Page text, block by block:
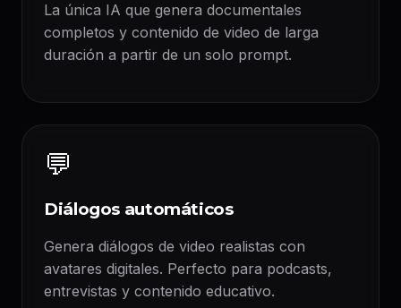
La única IA que genera documentales
completos y contenido de video de larga
duración a partir de un solo prompt.
💬
Diálogos automáticos
Genera diálogos de video realistas con
avatares digitales. Perfecto para podcasts,
entrevistas y contenido educativo.